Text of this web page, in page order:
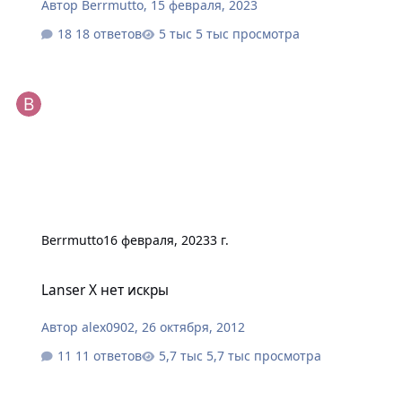
Автор Berrmutto, 15 февраля, 2023
18 ответов
5 тыс просмотра
Berrmutto16 февраля, 20233 г.
Lanser X нет искры
Авторalex0902,26 октября, 2012
11 ответов
5,7 тыс просмотра